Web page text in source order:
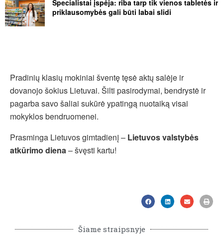
Specialistai įspėja: riba tarp tik vienos tabletės ir
priklausomybės gali būti labai slidi
Pradinių klasių mokiniai šventę tęsė aktų salėje ir
dovanojo šokius Lietuvai. Šilti pasirodymai, bendrystė ir
pagarba savo šaliai sukūrė ypatingą nuotaiką visai
mokyklos bendruomenei.
Prasminga Lietuvos gimtadienį – Lietuvos valstybės
atkūrimo diena– švęsti kartu!
Šiame straipsnyje